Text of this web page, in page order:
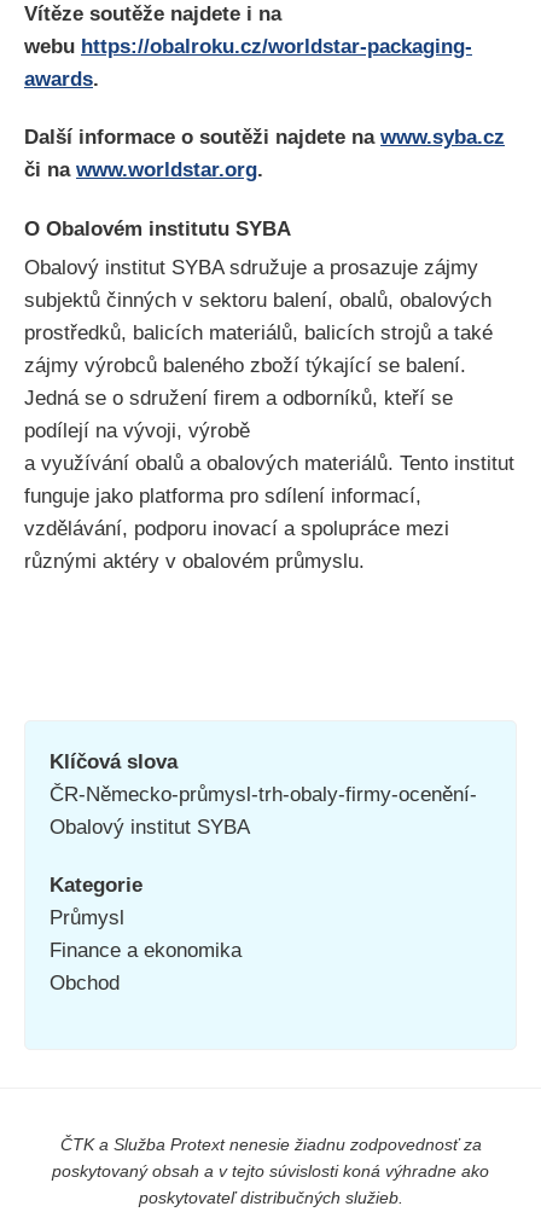
Vítěze soutěže najdete i na
webu https://obalroku.cz/worldstar-packaging-
awards.
Další informace o soutěži najdete na www.syba.cz
či na www.worldstar.org.
O Obalovém institutu SYBA
Obalový institut SYBA sdružuje a prosazuje zájmy
subjektů činných v sektoru balení, obalů, obalových
prostředků, balicích materiálů, balicích strojů a také
zájmy výrobců baleného zboží týkající se balení.
Jedná se o sdružení firem a odborníků, kteří se
podílejí na vývoji, výrobě
a využívání obalů a obalových materiálů. Tento institut
funguje jako platforma pro sdílení informací,
vzdělávání, podporu inovací a spolupráce mezi
různými aktéry v obalovém průmyslu.
Klíčová slova
ČR-Německo-průmysl-trh-obaly-firmy-ocenění-
Obalový institut SYBA
Kategorie
Průmysl
Finance a ekonomika
Obchod
ČTK a Služba Protext nenesie žiadnu zodpovednosť za
poskytovaný obsah a v tejto súvislosti koná výhradne ako
poskytovateľ distribučných služieb.